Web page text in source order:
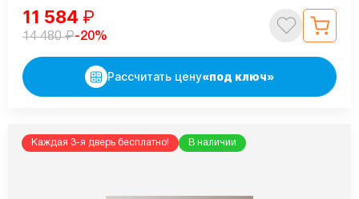
11 584 ₽
14 480₽-20%
Рассчитать цену«под ключ»
Каждая 3-я дверь бесплатно! В наличии